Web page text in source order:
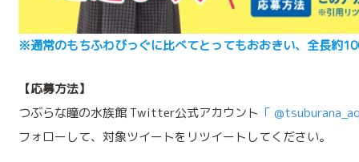
※通常のもちふわびっぐに比べてとってもおおきい、全長約
【応募方法】
つぶらな瞳の水族館 Twitter公式アカウント 「
フォローして、対象ツイートをリツイートしてください。